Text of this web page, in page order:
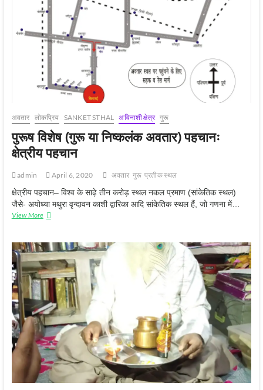
अवतार लोकप्रिय SANKET STHAL अविनाशी क्षेत्र गुरू
पुरूष विशेष (गुरू या निष्कलंक अवतार) पहचानः
क्षेत्रीय पहचान
admin April 6, 2020 अवतार गुरू प्रतीक स्‍थल
क्षेत्रीय पहचान– विश्व के साढ़े तीन करोड़ स्थल नकल प्रमाण (सांकेतिक स्थल)
जैसे- अयोध्या मथुरा वृन्दावन काशी द्वारिका आदि सांकेतिक स्थल हैं, जो गणना में…
View Moreपुरूष
या
निष्कलंक
अवतार)
पहचानः
क्षेत्रीय
पहचान